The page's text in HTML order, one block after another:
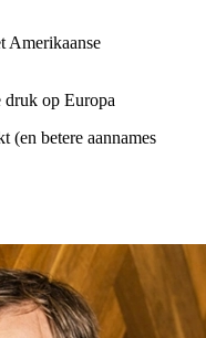
Amerikaanse
druk op Europa
(en betere aannames